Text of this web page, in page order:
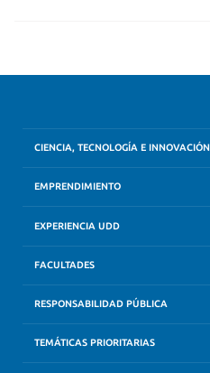
CIENCIA, TECNOLOGÍA E INNOVACIÓN
EMPRENDIMIENTO
EXPERIENCIA UDD
FACULTADES
RESPONSABILIDAD PÚBLICA
TEMÁTICAS PRIORITARIAS